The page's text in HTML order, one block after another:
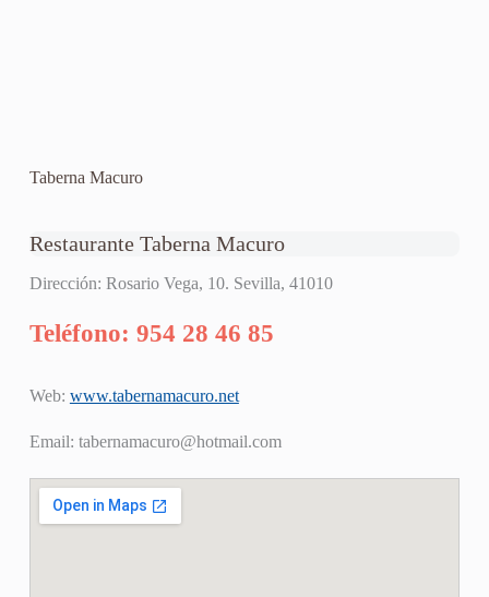
Taberna Macuro
Restaurante Taberna Macuro
Dirección: Rosario Vega, 10. Sevilla, 41010
Teléfono: 954 28 46 85
Web: www.tabernamacuro.net
Email: tabernamacuro@hotmail.com